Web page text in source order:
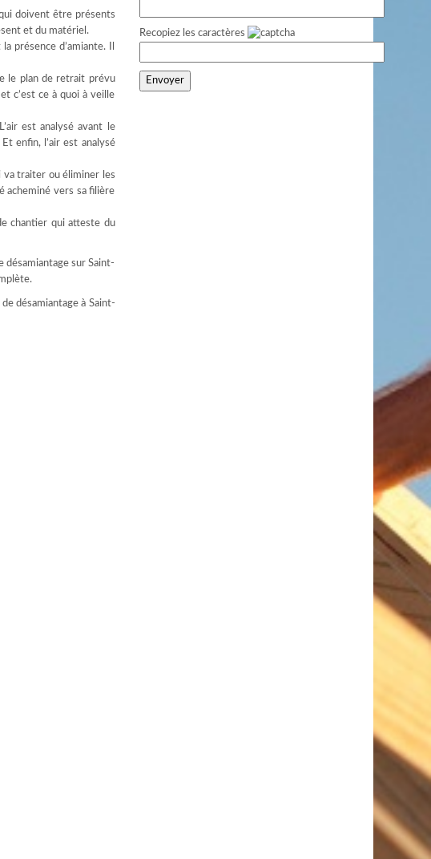
doivent être présents
et du matériel.
présence d’amiante. Il
le plan de retrait prévu
c’est ce à quoi à veille
est analysé avant le
enfin, l’air est analysé
va traiter ou éliminer les
acheminé vers sa filière
chantier qui atteste du
sur Saint-
désamiantage à Saint-
Recopiez les caractères